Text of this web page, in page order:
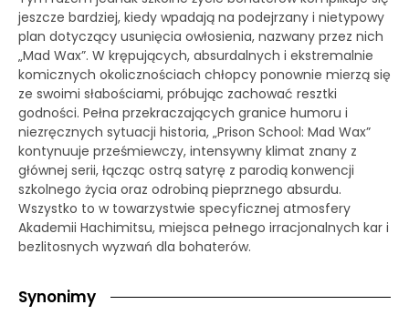
jeszcze bardziej, kiedy wpadają na podejrzany i nietypowy
plan dotyczący usunięcia owłosienia, nazwany przez nich
„Mad Wax”. W krępujących, absurdalnych i ekstremalnie
komicznych okolicznościach chłopcy ponownie mierzą się
ze swoimi słabościami, próbując zachować resztki
godności. Pełna przekraczających granice humoru i
niezręcznych sytuacji historia, „Prison School: Mad Wax”
kontynuuje prześmiewczy, intensywny klimat znany z
głównej serii, łącząc ostrą satyrę z parodią konwencji
szkolnego życia oraz odrobiną pieprznego absurdu.
Wszystko to w towarzystwie specyficznej atmosfery
Akademii Hachimitsu, miejsca pełnego irracjonalnych kar i
bezlitosnych wyzwań dla bohaterów.
Synonimy